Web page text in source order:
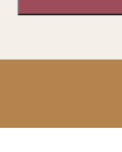
郵便番号や性別